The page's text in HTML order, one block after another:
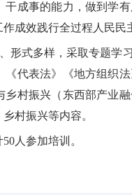
干成事的能力，做到学
成效践行全过程人民民
形式多样，采取专题学
代表法》《地方组织
村振兴（东西部产业
村振兴等内容。
人参加培训。